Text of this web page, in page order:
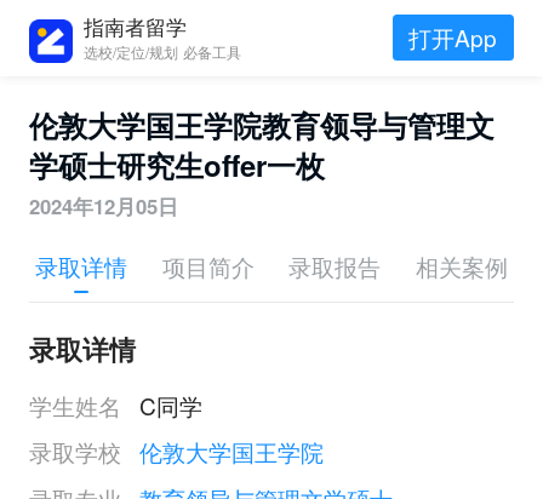
指南者留学
选校/定位/规划 必备工具 打开App
伦敦大学国王学院教育领导与管理文
学硕士研究生offer一枚
2024年12月05日
录取详情 项目简介 录取报告 相关案例
录取详情
学生姓名
C同学
录取学校 伦敦大学国王学院